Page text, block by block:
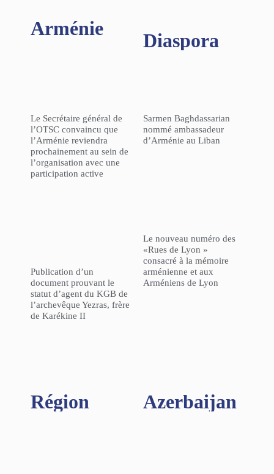
Arménie
Le Secrétaire général de
l’OTSC convaincu que
l’Arménie reviendra
prochainement au sein de
l’organisation avec une
participation active
Publication d’un
document prouvant le
statut d’agent du KGB de
l’archevêque Yezras, frère
de Karékine II
Diaspora
Sarmen Baghdassarian
nommé ambassadeur
d’Arménie au Liban
Le nouveau numéro des
«Rues de Lyon »
consacré à la mémoire
arménienne et aux
Arméniens de Lyon
Région​ Azerbaijan